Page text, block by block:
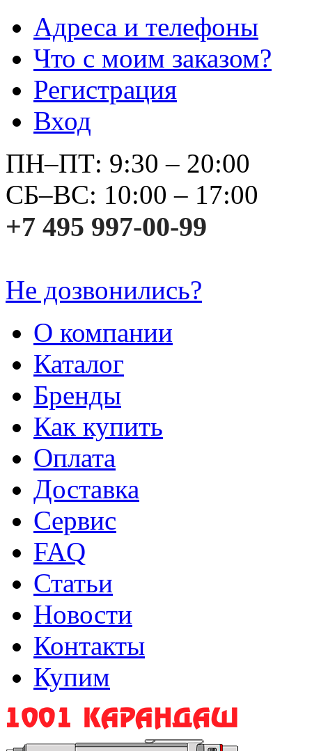
Адреса и телефоны
Что с моим заказом?
Регистрация
Вход
ПН–ПТ: 9:30 – 20:00
СБ–ВС: 10:00 – 17:00
+7 495 997-00-99
Не дозвонились?
О компании
Каталог
Бренды
Как купить
Оплата
Доставка
Сервис
FAQ
Статьи
Новости
Контакты
Купим